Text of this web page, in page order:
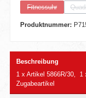
Fitnessuhr
(Diese Option ist
Produktnummer:
Beschreibung
1 x Artikel 5866R/30,
Zugabeartikel